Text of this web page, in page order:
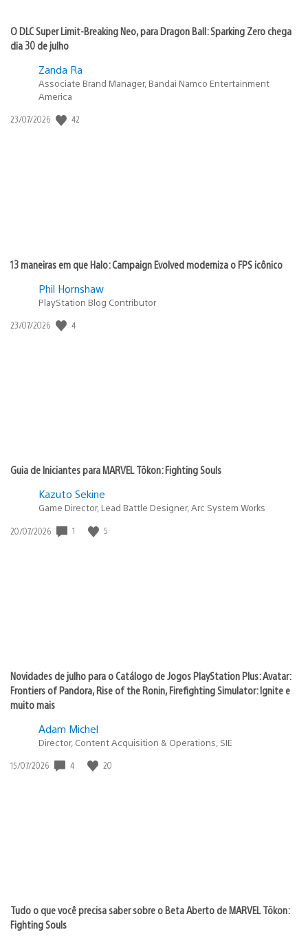
O DLC Super Limit-Breaking Neo, para Dragon Ball: Sparking Zero chega
dia 30 de julho
Zanda Ra
Associate Brand Manager, Bandai Namco Entertainment
America
Data
23/07/2026 42
13 maneiras em que Halo: Campaign Evolved moderniza o FPS icônico
Phil Hornshaw
PlayStation Blog Contributor
Data
23/07/2026 4
Guia de Iniciantes para MARVEL Tōkon: Fighting Souls
Kazuto Sekine
Game Director, Lead Battle Designer, Arc System Works
Data
20/07/2026 1 5
Novidades de julho para o Catálogo de Jogos PlayStation Plus: Avatar:
Frontiers of Pandora, Rise of the Ronin, Firefighting Simulator: Ignite e
muito mais
Adam Michel
Director, Content Acquisition & Operations, SIE
Data
15/07/2026 4 20
Tudo o que você precisa saber sobre o Beta Aberto de MARVEL Tōkon:
Fighting Souls